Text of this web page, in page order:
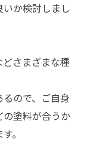
か検討しまし
さまざまな種
ので、ご自身
塗料が合うか
。